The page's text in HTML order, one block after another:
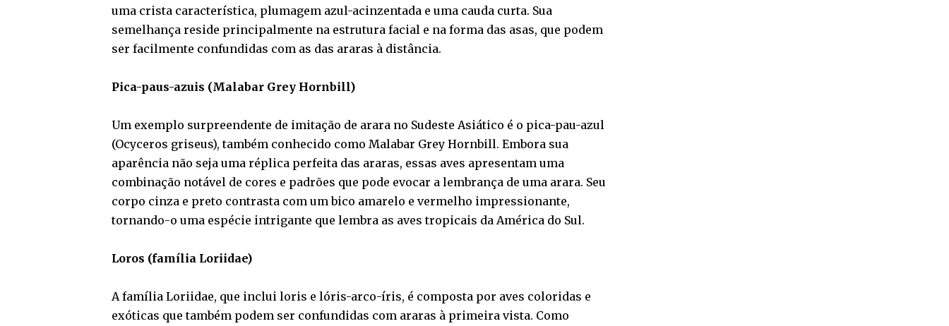
uma crista característica, plumagem azul-acinzentada e uma cauda curta. Sua
semelhança reside principalmente na estrutura facial e na forma das asas, que podem
ser facilmente confundidas com as das araras à distância.
Pica-paus-azuis (Malabar Grey Hornbill)
Um exemplo surpreendente de imitação de arara no Sudeste Asiático é o pica-pau-azul
(Ocyceros griseus), também conhecido como Malabar Grey Hornbill. Embora sua
aparência não seja uma réplica perfeita das araras, essas aves apresentam uma
combinação notável de cores e padrões que pode evocar a lembrança de uma arara. Seu
corpo cinza e preto contrasta com um bico amarelo e vermelho impressionante,
tornando-o uma espécie intrigante que lembra as aves tropicais da América do Sul.
Loros (família Loriidae)
A família Loriidae, que inclui loris e lóris-arco-íris, é composta por aves coloridas e
exóticas que também podem ser confundidas com araras à primeira vista. Como